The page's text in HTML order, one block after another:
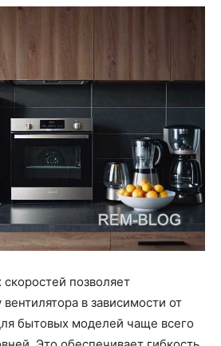
позволяет
вентилятора в зависимости от
бытовых моделей чаще всего